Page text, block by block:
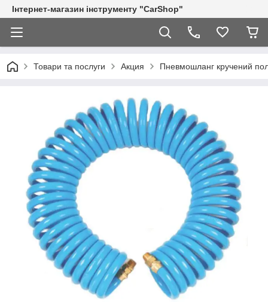
Інтернет-магазин інструменту "CarShop"
Товари та послуги Акция Пневмошланг кручений